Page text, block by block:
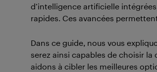
d’intelligence artificielle
rapides. Ces avancées
Dans ce guide, nous vous
serez ainsi capables de choisir
aidons à cibler les meilleures